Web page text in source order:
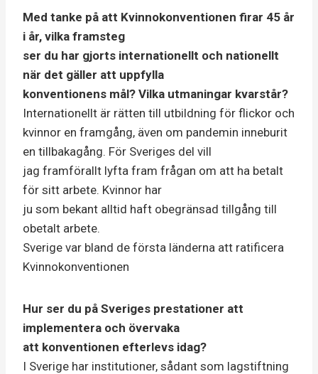
Med tanke på att Kvinnokonventionen firar 45 år
i år, vilka framsteg
ser du har gjorts internationellt och nationellt
när det gäller att uppfylla
konventionens mål? Vilka utmaningar kvarstår?
Internationellt är rätten till utbildning för flickor och
kvinnor en framgång, även om pandemin inneburit
en tillbakagång. För Sveriges del vill
jag framförallt lyfta fram frågan om att ha betalt
för sitt arbete. Kvinnor har
ju som bekant alltid haft obegränsad tillgång till
obetalt arbete.
Sverige var bland de första länderna att ratificera
Kvinnokonventionen
Hur ser du på Sveriges prestationer att
implementera och övervaka
att konventionen efterlevs idag?
I Sverige har institutioner, sådant som lagstiftning